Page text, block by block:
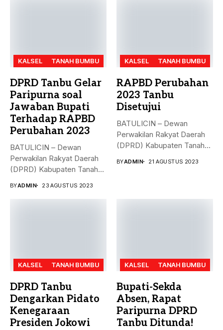
KALSEL TANAH BUMBU
DPRD Tanbu Gelar
Paripurna soal
Jawaban Bupati
Terhadap RAPBD
Perubahan 2023
BATULICIN – Dewan
Perwakilan Rakyat Daerah
(DPRD) Kabupaten Tanah
BYADMIN 23 AGUSTUS 2023
KALSEL TANAH BUMBU
RAPBD Perubahan
2023 Tanbu
Disetujui
BATULICIN – Dewan
Perwakilan Rakyat Daerah
(DPRD) Kabupaten Tanah
BYADMIN 21 AGUSTUS 2023
KALSEL TANAH BUMBU
DPRD Tanbu
Dengarkan Pidato
Kenegaraan
Presiden Jokowi
KALSEL TANAH BUMBU
Bupati-Sekda
Absen, Rapat
Paripurna DPRD
Tanbu Ditunda!